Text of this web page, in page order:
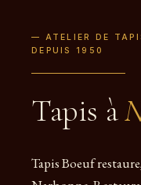
— ATELIER DE
DEPUIS 1950
Tapis à
Tapis Boeuf